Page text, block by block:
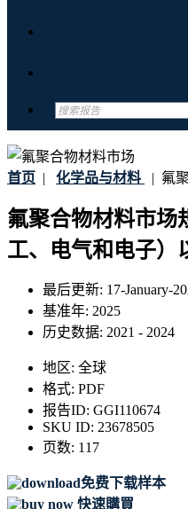
首页 | 化学品与材料 | 氟
氟聚合物材料市场
工、电气和电子）
最后更新: 17-January-
基准年: 2025
历史数据: 2021 - 2024
地区: 全球
格式: PDF
报告ID: GGI110674
SKU ID: 23678505
页数: 117
免费下载样本
快速購買